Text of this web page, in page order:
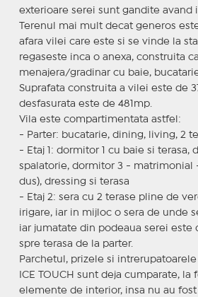
exterioare serei sunt gandite avand
Terenul mai mult decat generos
afara vilei care este si se vinde la
regaseste inca o anexa, construita
menajera/gradinar cu baie,
Suprafata construita a vilei este de
desfasurata este de 481mp.
Vila este compartimentata astfel:
- Parter: bucatarie, dining, living, 2
- Etaj 1: dormitor 1 cu baie si terasa,
spalatorie, dormitor 3 - matrimonial
dus), dressing si terasa
- Etaj 2: sera cu 2 terase pline de
irigare, iar in mijloc o sera de unde
iar jumatate din podeaua serei este
spre terasa de la parter.
Parchetul, prizele si
ICE TOUCH sunt deja cumparate, la
elemente de interior, insa nu au fost